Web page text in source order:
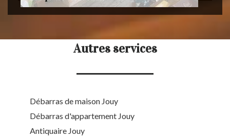
Autres services
Débarras de maison Jouy
Débarras d'appartement Jouy
Antiquaire Jouy